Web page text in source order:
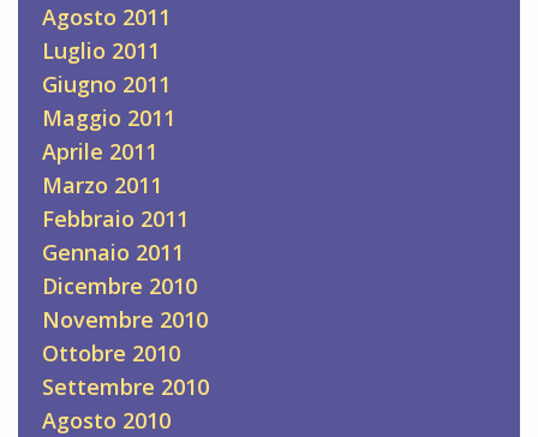
Agosto 2011
Luglio 2011
Giugno 2011
Maggio 2011
Aprile 2011
Marzo 2011
Febbraio 2011
Gennaio 2011
Dicembre 2010
Novembre 2010
Ottobre 2010
Settembre 2010
Agosto 2010